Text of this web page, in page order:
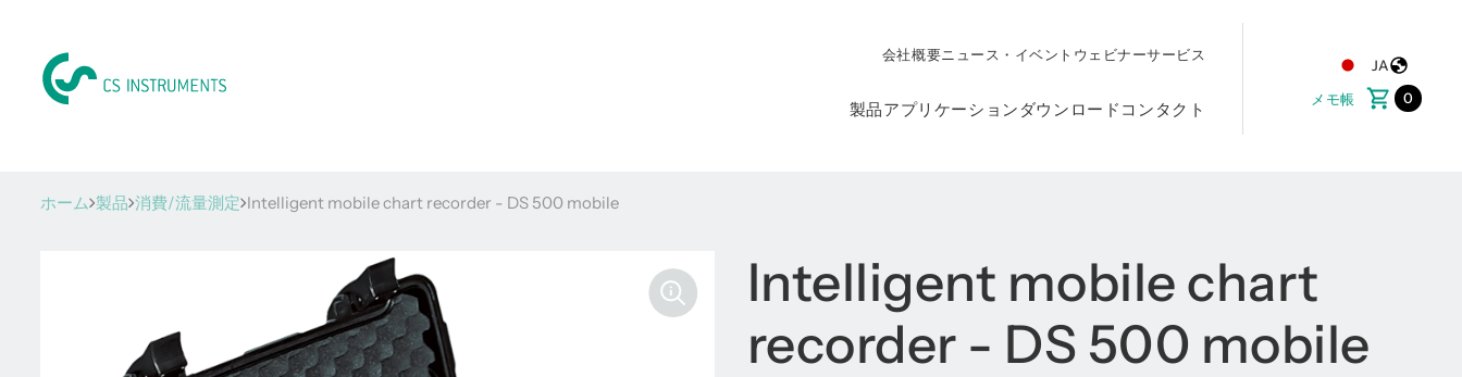
JA
メモ帳
0
会社概要ニュース・イベント ウェビナーサービス
製品アプリケーション ダウンロード コンタクト
ホーム 製品 消費/流量測定 Intelligent mobile chart recorder - DS 500 mobile
Intelligent mobile chart
recorder - DS 500 mobile